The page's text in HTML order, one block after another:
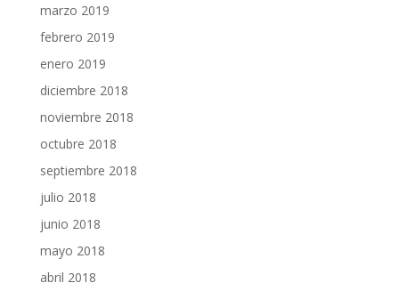
marzo 2019
febrero 2019
enero 2019
diciembre 2018
noviembre 2018
octubre 2018
septiembre 2018
julio 2018
junio 2018
mayo 2018
abril 2018